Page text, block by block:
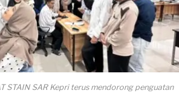
STAIN SAR Kepri terus mendorong penguatan